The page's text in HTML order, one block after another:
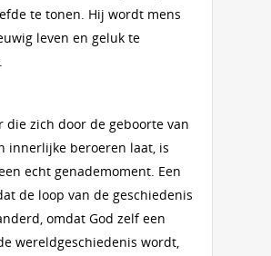
te tonen. Hij wordt mens
leven en geluk te
die zich door de geboorte van
innerlijke beroeren laat, is
echt genademoment. Een
de loop van de geschiedenis
omdat God zelf een
wereldgeschiedenis wordt,